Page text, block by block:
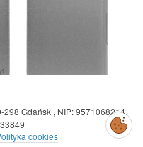
298 Gdańsk, NIP: 9571068214,
cookies
Zarządzaj
preferencjami
cookies